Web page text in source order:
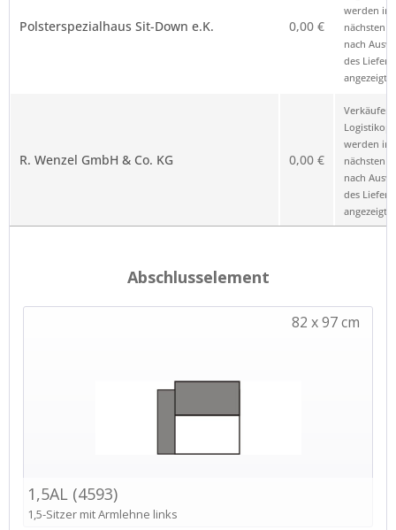
Polsterspezialhaus Sit-Down e.K. 0,00 €
werden im
nächsten
nach
des
angezeigt.
R. Wenzel GmbH & Co. KG 0,00 €
Verkäufer
werden im
nächsten
nach
des
angezeigt.